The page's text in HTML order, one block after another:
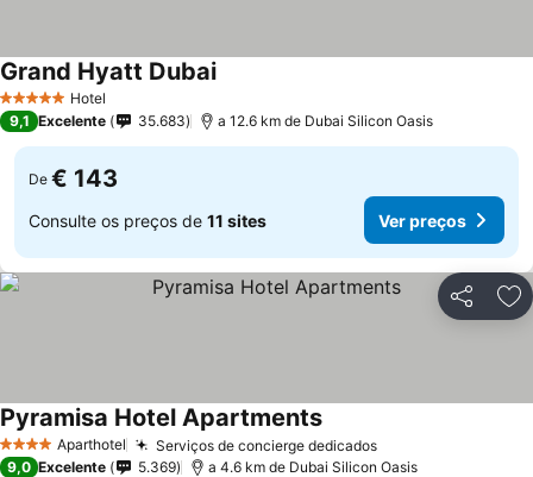
5 Estrelas Hotel
Grand Hyatt DubaiVer preços
9,1 Excelente 35.683 a 12.6 km de Dubai Silicon Oasis
De € 143
Consulte os preços de 11 sites Ver preços
Partilhar
4 EstrelasAparthotel Serviços de concierge dedicadosVer preços
Pyramisa Hotel ApartmentsVer preços
9,0 Excelente 5.369 a 4.6 km de Dubai Silicon Oasis